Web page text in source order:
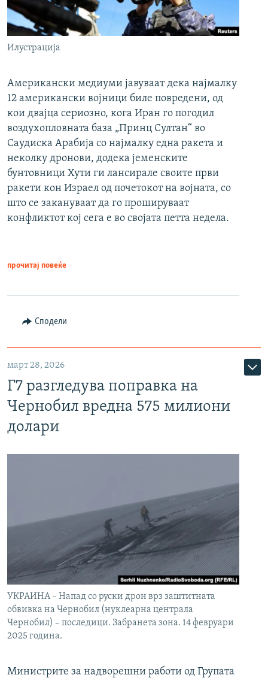
Илустрација
Американски медиуми јавуваат дека најмалку
12 американски војници биле повредени, од
кои двајца сериозно, кога Иран го погодил
воздухопловната база „Принц Султан“ во
Саудиска Арабија со најмалку една ракета и
неколку дронови, додека јеменските
бунтовници Хути ги лансирале своите први
ракети кон Израел од почетокот на војната, со
што се закануваат да го прошируваат
конфликтот кој сега е во својата петта недела.
прочитај повеќе
Сподели
март 28, 2026
Г7 разгледува поправка на
Чернобил вредна 575 милиони
долари
УКРАИНА – Напад со руски дрон врз заштитната
обвивка на Чернобил (нуклеарна централа
Чернобил) – последици. Забранета зона. 14 февруари
2025 година.
Министрите за надворешни работи од Групата